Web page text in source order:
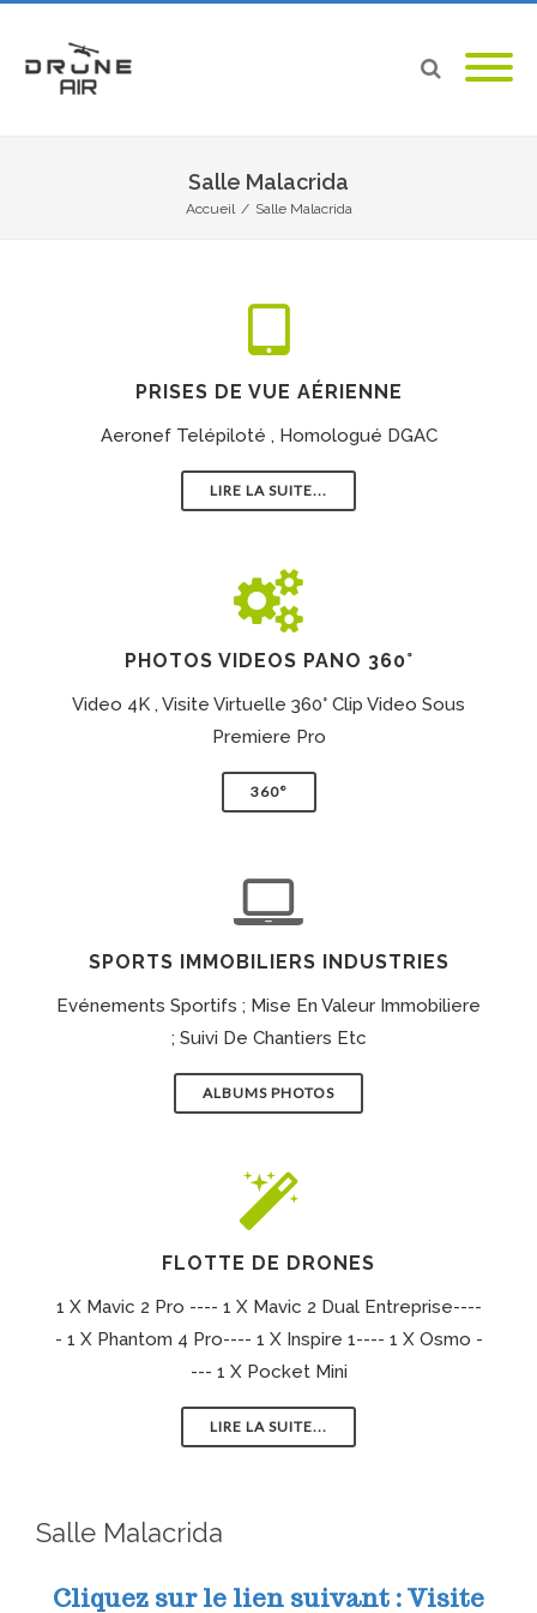
Salle Malacrida
Accueil / Salle Malacrida
PRISES DE VUE AÉRIENNE
Aeronef Telépiloté , Homologué DGAC
LIRE LA SUITE...
PHOTOS VIDEOS PANO 360°
Video 4K , Visite Virtuelle 360° Clip Video Sous
Premiere Pro
360°
SPORTS IMMOBILIERS INDUSTRIES
Evénements Sportifs ; Mise En Valeur Immobiliere
; Suivi De Chantiers Etc
ALBUMS PHOTOS
FLOTTE DE DRONES
1 X Mavic 2 Pro ---- 1 X Mavic 2 Dual Entreprise----
- 1 X Phantom 4 Pro---- 1 X Inspire 1---- 1 X Osmo -
--- 1 X Pocket Mini
LIRE LA SUITE...
Salle Malacrida
Cliquez sur le lien suivant :Visite